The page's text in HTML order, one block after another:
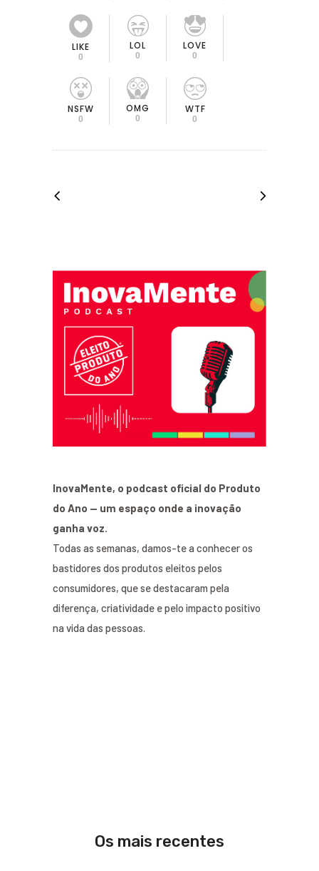
LIKE
0
LOL
0
LOVE
0
NSFW
0
OMG
0
WTF
0
InovaMente, o podcast oficial do Produto
do Ano — um espaço onde a inovação
ganha voz.
Todas as semanas, damos-te a conhecer os
bastidores dos produtos eleitos pelos
consumidores, que se destacaram pela
diferença, criatividade e pelo impacto positivo
na vida das pessoas.
Os mais recentes